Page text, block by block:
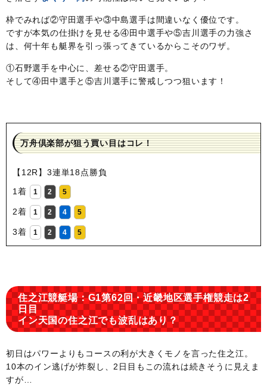
枠でみれば②守田選手や③中島選手は間違いなく優位です。
ですが本気の仕掛けを見せる④田中選手や⑤吉川選手の力強さ
は、何十年も艇界を引っ張ってきているからこそのワザ。
①石野選手を中心に、差せる②守田選手。
そして④田中選手と⑤吉川選手に警戒しつつ狙います！
万舟倶楽部が狙う買い目はコレ！
【12R】3連単18点勝負
1着
1 2 5
2着 1 2 4 5
3着 1 2 4 5
住之江競艇場：G1第62回・近畿地区選手権競走は2
日目
イン天国の住之江でも波乱はあり？
初日はパワーよりもコースの利が大きくモノを言った住之江。
10本のイン逃げが炸裂し、2日目もこの流れは続きそうに見えま
すが…